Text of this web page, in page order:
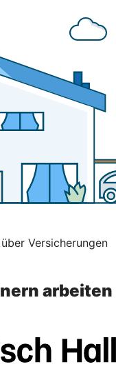
Versicherungen
arbeiten